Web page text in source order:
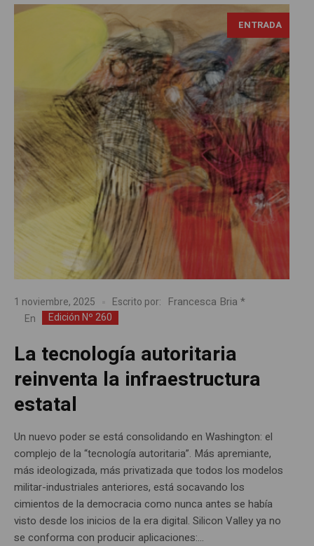
ENTRADA
1 noviembre, 2025 Escrito por: Francesca Bria *
En Edición Nº 260
La tecnología autoritaria
reinventa la infraestructura
estatal
Un nuevo poder se está consolidando en Washington: el
complejo de la “tecnología autoritaria”. Más apremiante,
más ideologizada, más privatizada que todos los modelos
militar-industriales anteriores, está socavando los
cimientos de la democracia como nunca antes se había
visto desde los inicios de la era digital. Silicon Valley ya no
se conforma con producir aplicaciones:...